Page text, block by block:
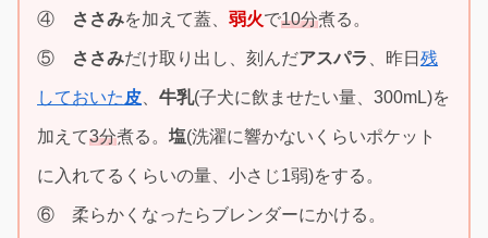
④ ささみを加えて蓋、 弱火で10分煮る。
⑤ ささみだけ取り出し、刻んだアスパラ 、昨日 残
しておいた 皮 牛乳(子犬に飲ませたい量、300mL)を
加えて3分煮る。 塩(洗濯に響かないくらいポケット
に入れてるくらいの量、小さじ1弱)をする。
⑥ 柔らかくなったらブレンダーにかける。